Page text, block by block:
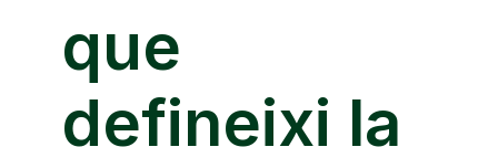
que
defineixi la